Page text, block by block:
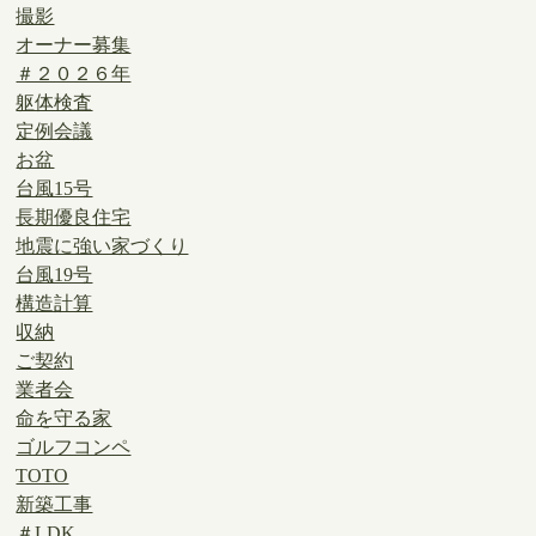
撮影
オーナー募集
＃２０２６年
躯体検査
定例会議
お盆
台風15号
長期優良住宅
地震に強い家づくり
台風19号
構造計算
収納
ご契約
業者会
命を守る家
ゴルフコンペ
TOTO
新築工事